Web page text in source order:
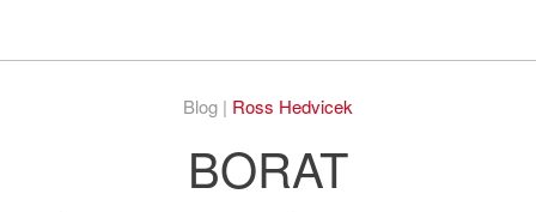
Blog | Ross Hedvicek
BORAT